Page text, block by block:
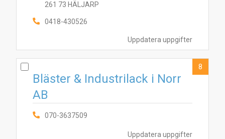
Uppdatera uppgifter
261 73 HÄLJARP
0418-430526
Uppdatera uppgifter
Bläster & Industrilack i Norr
AB
070-3637509
8